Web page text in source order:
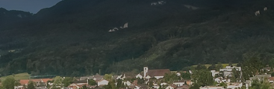
Projekte und Organisationen finden
DE FR IT